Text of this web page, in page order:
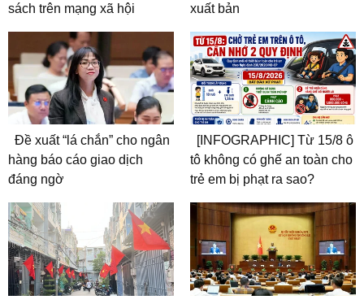
sách trên mạng xã hội
xuất bản
Đề xuất “lá chắn” cho ngân
hàng báo cáo giao dịch
đáng ngờ
[INFOGRAPHIC] Từ 15/8 ô
tô không có ghế an toàn cho
trẻ em bị phạt ra sao?